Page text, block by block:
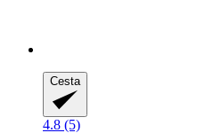
Cesta
4.8 (5)